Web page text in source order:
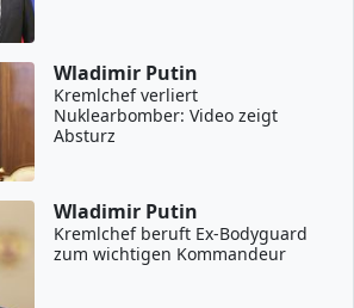
Wladimir Putin
Kremlchef verliert
Nuklearbomber: Video zeigt
Absturz
Wladimir Putin
Kremlchef beruft Ex-Bodyguard
zum wichtigen Kommandeur